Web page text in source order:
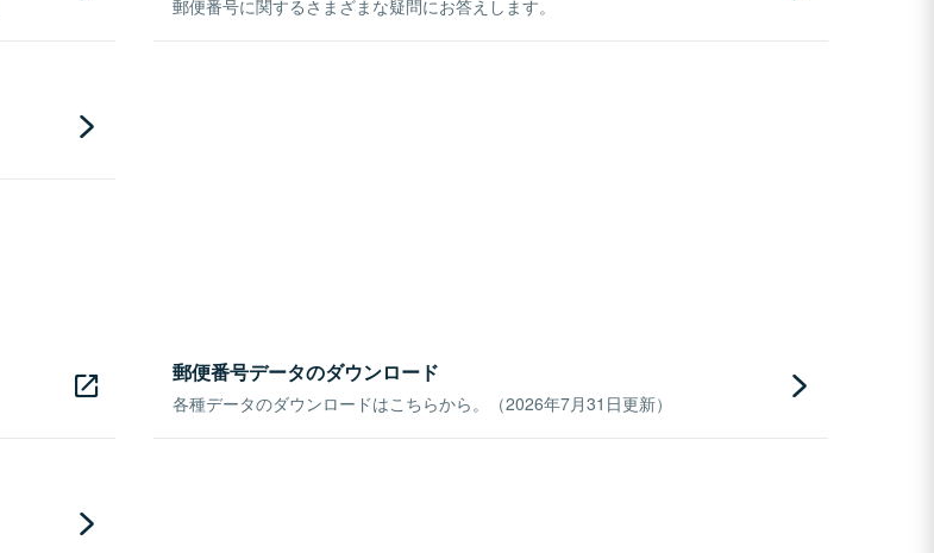
郵便番号に関するさまざまな疑問にお答えします。
郵便番号データのダウンロード
各種データのダウンロードはこちらから。（2026年7月31日更新）